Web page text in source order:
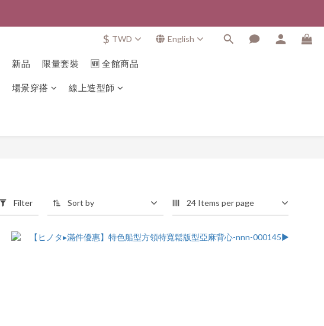
$ TWD English
新品 限量套裝 🆕 全館商品
場景穿搭 線上造型師
Filter Sort by 24 Items per page